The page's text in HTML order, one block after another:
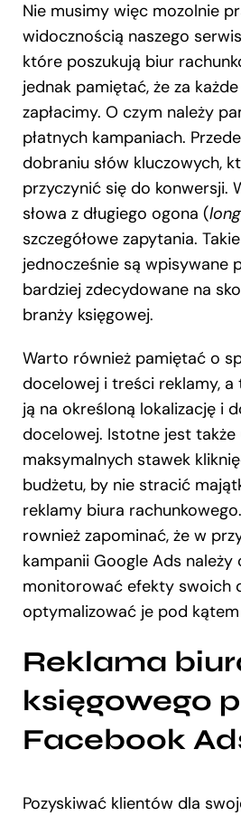
Nie musimy więc mozolnie
widocznością naszego
które poszukują biur
jednak pamiętać, że za
zapłacimy. O czym należy
płatnych kampaniach.
dobraniu słów kluczowych,
przyczynić się do konwersji.
słowa z długiego ogona (
szczegółowe zapytania.
jednocześnie są wpisywane
bardziej zdecydowane na
branży księgowej.
Warto również pamiętać o
docelowej i treści reklamy, a
ją na określoną lokalizację i
docelowej. Istotne jest także
maksymalnych stawek
budżetu, by nie stracić
reklamy biura
rownież zapominać, że w
kampanii Google Ads należy
monitorować efekty swoich
optymalizować je pod
Reklama
księgowego
Facebook
Pozyskiwać klientów dla